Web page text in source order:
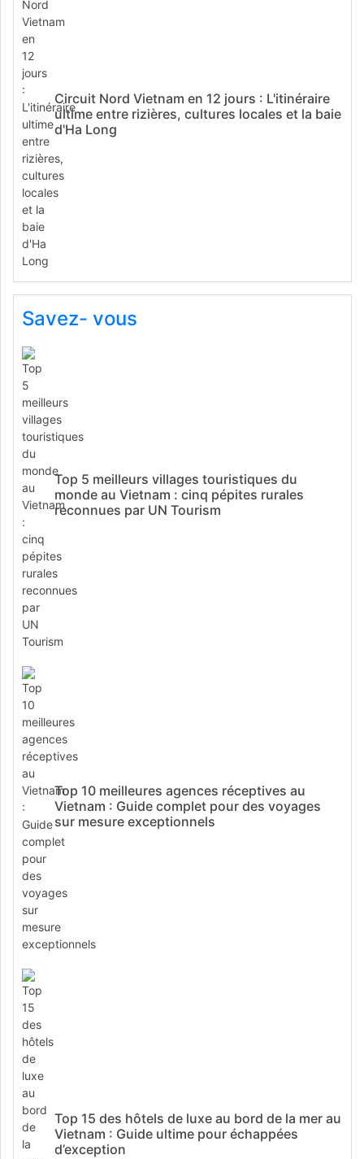
Circuit Nord Vietnam en 12 jours : L'itinéraire
ultime entre rizières, cultures locales et la baie
d'Ha Long
Savez- vous
Top 5 meilleurs villages touristiques du
monde au Vietnam : cinq pépites rurales
reconnues par UN Tourism
Top 10 meilleures agences réceptives au
Vietnam : Guide complet pour des voyages
sur mesure exceptionnels
Top 15 des hôtels de luxe au bord de la mer au
Vietnam : Guide ultime pour échappées
d’exception